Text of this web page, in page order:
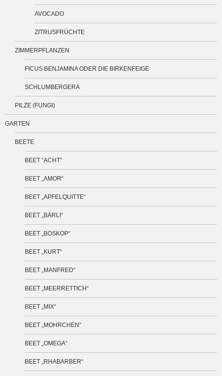
AVOCADO
ZITRUSFRÜCHTE
ZIMMERPFLANZEN
FICUS BENJAMINA ODER DIE BIRKENFEIGE
SCHLUMBERGERA
PILZE (FUNGI)
GARTEN
BEETE
BEET “ACHT”
BEET „AMOR“
BEET „APFELQUITTE“
BEET „BÄRLI“
BEET „BOSKOP“
BEET „KURT“
BEET „MANFRED“
BEET „MEERRETTICH“
BEET „MIX“
BEET „MOHRCHEN“
BEET „OMEGA“
BEET „RHABARBER“